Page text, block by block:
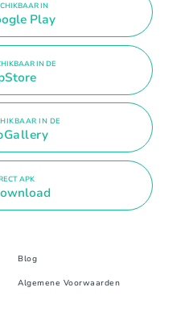
IN
Play
IN DE
IN DE
APK
Blog
Algemene Voorwaarden